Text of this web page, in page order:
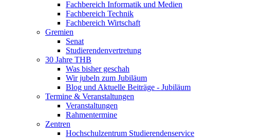
Fachbereich Informatik und Medien
Fachbereich Technik
Fachbereich Wirtschaft
Gremien
Senat
Studierendenvertretung
30 Jahre THB
Was bisher geschah
Wir jubeln zum Jubiläum
Blog und Aktuelle Beiträge - Jubiläum
Termine & Veranstaltungen
Veranstaltungen
Rahmentermine
Zentren
Hochschulzentrum Studierendenservice